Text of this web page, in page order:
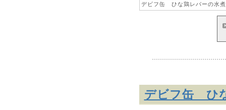
デビフ缶 ひな鶏レバーの水
デビフ缶 ひ